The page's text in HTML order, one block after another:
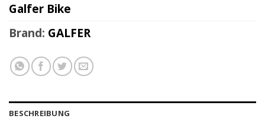
Galfer Bike
Brand: GALFER
BESCHREIBUNG